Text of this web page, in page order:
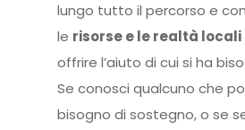
lungo tutto il percorso e
le risorse e le realtà locali
offrire l’aiuto di cui si ha
Se conosci qualcuno che
bisogno di sostegno, o se